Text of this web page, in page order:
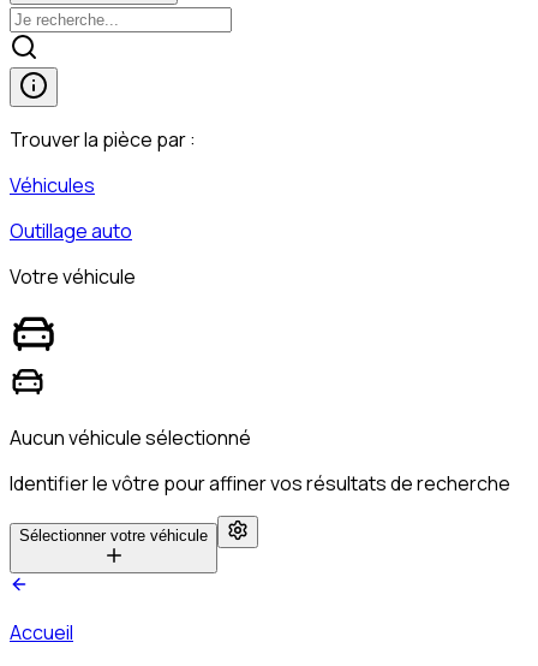
Trouver la pièce par :
Véhicules
Outillage auto
Votre véhicule
Aucun véhicule sélectionné
Identifier le vôtre pour affiner vos résultats de recherche
Sélectionner votre véhicule
Accueil